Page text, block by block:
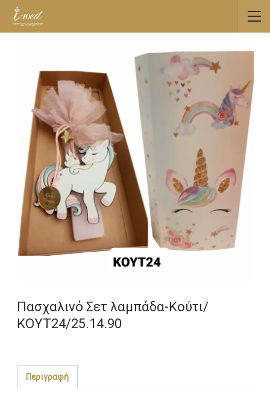
Πασχαλινό Σετ λαμπάδα-Κούτι/
ΚΟΥΤ24/25.14.90
Περιγραφή